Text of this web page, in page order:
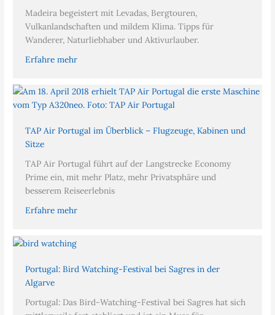
Madeira begeistert mit Levadas, Bergtouren,
Vulkanlandschaften und mildem Klima. Tipps für
Wanderer, Naturliebhaber und Aktivurlauber.
Erfahre mehr
TAP Air Portugal im Überblick – Flugzeuge, Kabinen und
Sitze
TAP Air Portugal führt auf der Langstrecke Economy
Prime ein, mit mehr Platz, mehr Privatsphäre und
besserem Reiseerlebnis
Erfahre mehr
Portugal: Bird Watching-Festival bei Sagres in der
Algarve
Portugal: Das Bird-Watching-Festival bei Sagres hat sich